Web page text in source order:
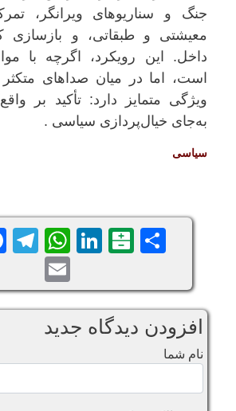
جنگ و سناریوهای ویرانگر،
معیشتی و طبقاتی، و بازسازی
داخل. این رویکرد، اگرچه با
است، اما در میان صداهای متکثر
ویژگی متمایز دارد: تأکید بر
به‌جای خیال‌پردازی سیاسی .
سياسی
Share
Balatarin
Email
افزودن دیدگاه جدید
نام شما